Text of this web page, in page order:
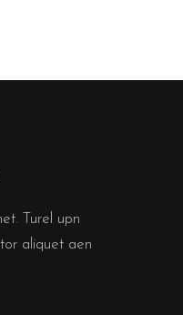
Turel upn
aliquet aen